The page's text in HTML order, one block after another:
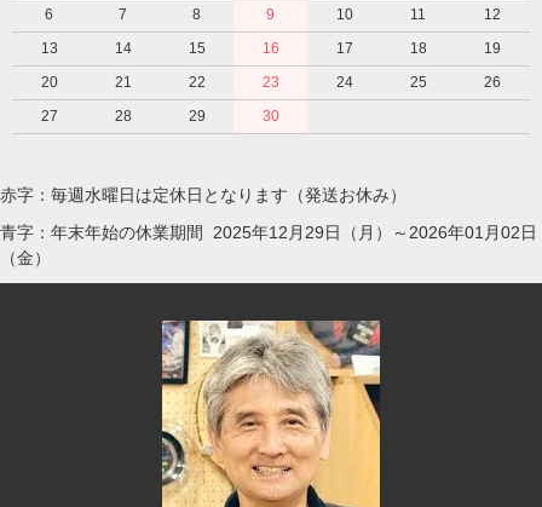
6
7 8 9 10 11
12
13
14 15 16 17 18
19
20
21 22 23 24 25
26
27
28 29 30
赤字：毎週水曜日は定休日となります（発送お休み）
青字：年末年始の休業期間 2025年12月29日（月）～2026年01月02日
（金）